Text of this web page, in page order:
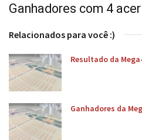
Ganhadores com 4
Relacionados para você :)
Resultado da
Ganhadores da